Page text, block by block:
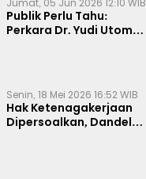
Jumat, 05 Jun 2026 12:10 WIB
Publik Perlu Tahu:
Perkara Dr. Yudi Utomo
Resmi
Senin, 18 Mei 2026 16:52 WIB
Hak Ketenagakerjaan
Dipersoalkan, Dandel